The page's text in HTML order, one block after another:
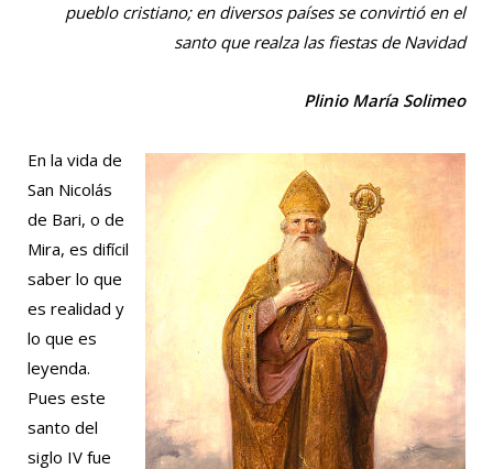
pueblo cristiano; en diversos países se convirtió en el
santo que realza las fiestas de Navidad
Plinio María Solimeo
En la vida de
San Nicolás
de Bari, o de
Mira, es difícil
saber lo que
es realidad y
lo que es
leyenda.
Pues este
santo del
siglo IV fue